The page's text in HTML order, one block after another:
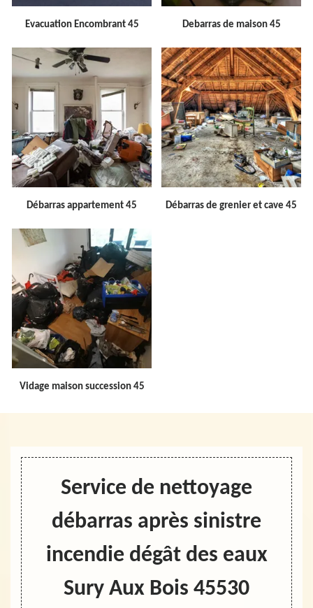
Evacuation Encombrant 45 Debarras de maison 45
Débarras appartement 45 Débarras de grenier et cave 45
Vidage maison succession 45
Service de nettoyage
débarras après sinistre
incendie dégât des eaux
Sury Aux Bois 45530